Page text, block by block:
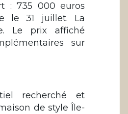
: 735 000 euros
le 31 juillet. La
Le prix affiché
sur
recherché et
de style Île-